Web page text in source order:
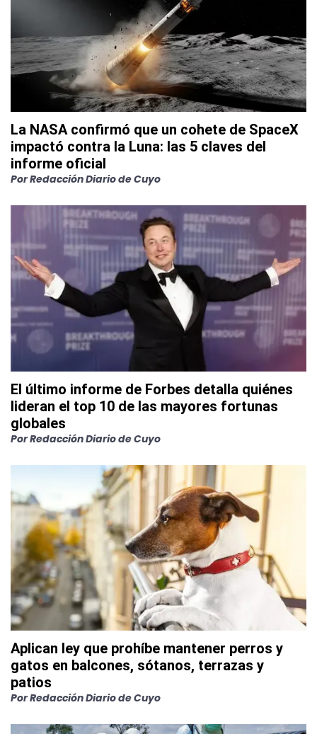
La NASA confirmó que un cohete de SpaceX
impactó contra la Luna: las 5 claves del
informe oficial
PorRedacción Diario de Cuyo
El último informe de Forbes detalla quiénes
lideran el top 10 de las mayores fortunas
globales
PorRedacción Diario de Cuyo
Aplican ley que prohíbe mantener perros y
gatos en balcones, sótanos, terrazas y
patios
PorRedacción Diario de Cuyo